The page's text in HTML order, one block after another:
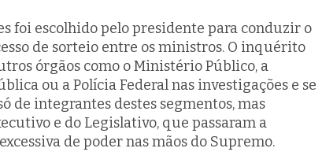
foi escolhido pelo presidente para conduzir o
de sorteio entre os ministros. O inquérito
órgãos como o Ministério Público, a
ou a Polícia Federal nas investigações e se
de integrantes destes segmentos, mas
e do Legislativo, que passaram a
de poder nas mãos do Supremo.